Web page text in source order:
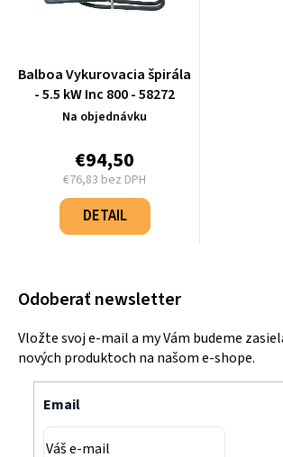
Balboa Vykurovacia špirála
- 5.5 kW Inc 800 - 58272
Na objednávku
€94,50
€76,83 bez DPH
Jednotková
cena:
DETAIL
Odoberať newsletter
Vložte svoj e-mail a my Vám budeme
nových produktoch na našom e-shope.
Email